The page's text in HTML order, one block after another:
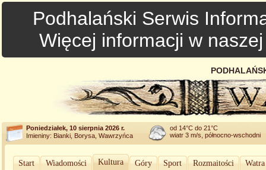
Podhalański Serwis
Więcej informacji w
Poniedziałek, 10 sierpnia 2026 r.
Imieniny: Bianki, Borysa, Wawrzyńca
od 14°C do 21°C
wiatr 3 m/s, północno-wschodni
Start Wiadomości Kultura Góry Sport Rozmaitości